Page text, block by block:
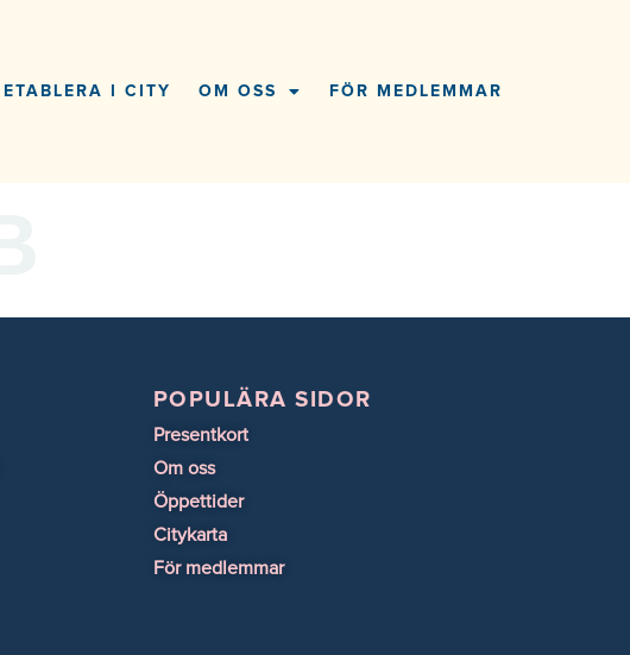
ETABLERA I CITY OM OSS FÖR MEDLEMMAR
POPULÄRA SIDOR
Presentkort
Om oss
Öppettider
Citykarta
För medlemmar